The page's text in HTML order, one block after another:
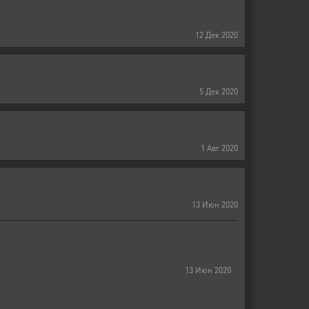
12 Дек 2020
5 Дек 2020
1 Авг 2020
13 Июн 2020
13 Июн 2020